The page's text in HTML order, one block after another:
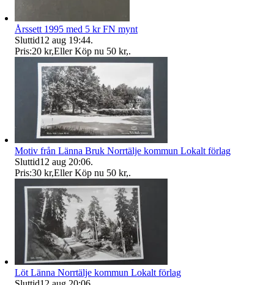
Årssett 1995 med 5 kr FN mynt
Sluttid12 aug 19:44.
Pris:20 kr,Eller Köp nu 50 kr,.
Motiv från Länna Bruk Norrtälje kommun Lokalt förlag
Sluttid12 aug 20:06.
Pris:30 kr,Eller Köp nu 50 kr,.
Löt Länna Norrtälje kommun Lokalt förlag